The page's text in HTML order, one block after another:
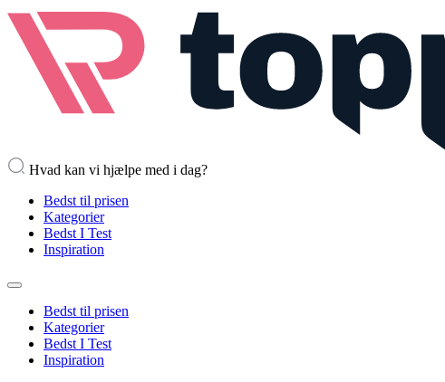
Hvad kan vi hjælpe med i dag?
Bedst til prisen
Kategorier
Bedst I Test
Inspiration
Bedst til prisen
Kategorier
Bedst I Test
Inspiration